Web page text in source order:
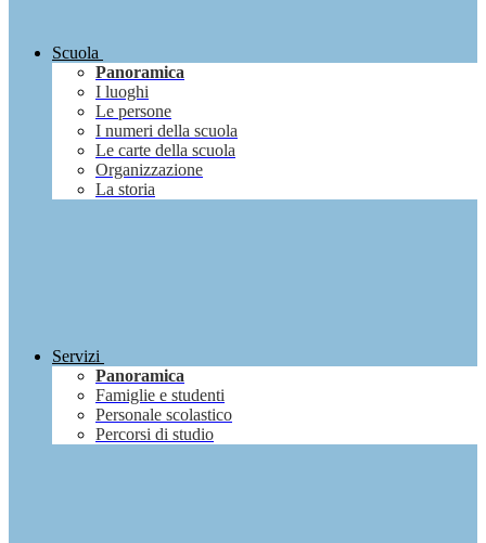
Scuola
Panoramica
I luoghi
Le persone
I numeri della scuola
Le carte della scuola
Organizzazione
La storia
Servizi
Panoramica
Famiglie e studenti
Personale scolastico
Percorsi di studio